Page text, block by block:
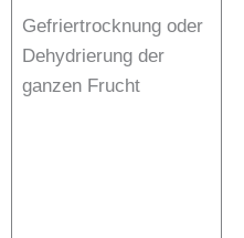
Gefriertrocknung oder
Dehydrierung der
ganzen Frucht